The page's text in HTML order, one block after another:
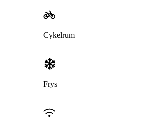
Cykelrum
Frys